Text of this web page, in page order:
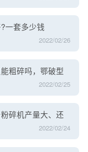
一套多少钱
2022/02/26
粗碎吗，鄂破型
2022/02/25
碎机产量大、还
2022/02/24